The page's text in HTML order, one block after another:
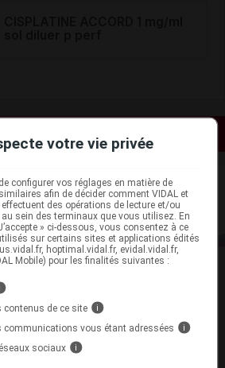
produit
votre vie privée
configurer vos réglages en matière de
afin de décider comment VIDAL et
effectuent des opérations de lecture et/ou
au sein des terminaux que vous utilisez. En
» ci-dessous, vous consentez à ce
sur certains sites et applications édités
hoptimal.vidal.fr, evidal.vidal.fr,
Mobile) pour les finalités suivantes :
de ce site i
communications vous étant adressées i
sociaux i